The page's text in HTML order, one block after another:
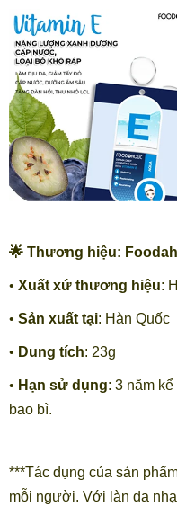
🌟 Thương hiệu:
• Xuất xứ thương hiệu:
• Sản xuất tại: Hàn Quốc
• Dung tích: 23g
• Hạn sử dụng: 3 năm
bao bì.
***Tác dụng của sản
mỗi người. Với làn da